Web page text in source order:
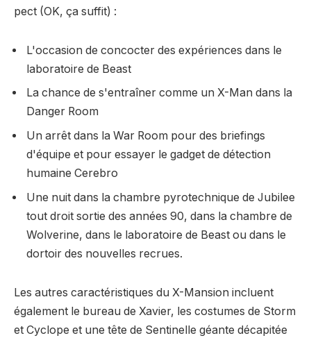
pect (OK, ça suffit) :
L'occasion de concocter des expériences dans le
laboratoire de Beast
La chance de s'entraîner comme un X-Man dans la
Danger Room
Un arrêt dans la War Room pour des briefings
d'équipe et pour essayer le gadget de détection
humaine Cerebro
Une nuit dans la chambre pyrotechnique de Jubilee
tout droit sortie des années 90, dans la chambre de
Wolverine, dans le laboratoire de Beast ou dans le
dortoir des nouvelles recrues.
Les autres caractéristiques du X-Mansion incluent
également le bureau de Xavier, les costumes de Storm
et Cyclope et une tête de Sentinelle géante décapitée